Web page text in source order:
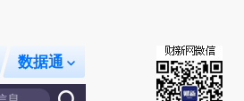
数据通